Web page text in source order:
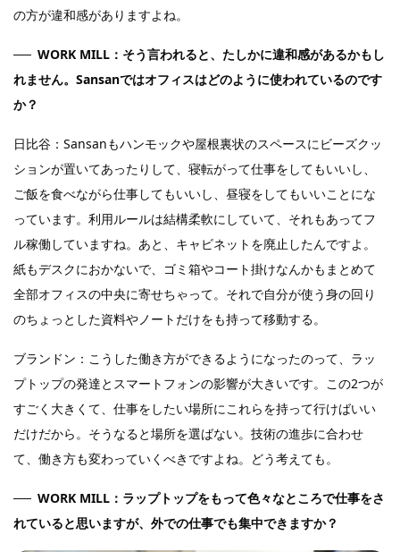
の方が違和感がありますよね。
WORK MILL：そう言われると、たしかに違和感があるかもし
れません。Sansanではオフィスはどのように使われているのです
か？
日比谷：Sansanもハンモックや屋根裏状のスペースにビーズクッ
ションが置いてあったりして、寝転がって仕事をしてもいいし、
ご飯を食べながら仕事してもいいし、昼寝をしてもいいことにな
っています。利用ルールは結構柔軟にしていて、それもあってフ
ル稼働していますね。あと、キャビネットを廃止したんですよ。
紙もデスクにおかないで、ゴミ箱やコート掛けなんかもまとめて
全部オフィスの中央に寄せちゃって。それで自分が使う身の回り
のちょっとした資料やノートだけをも持って移動する。
ブランドン：こうした働き方ができるようになったのって、ラッ
プトップの発達とスマートフォンの影響が大きいです。この2つが
すごく大きくて、仕事をしたい場所にこれらを持って行けばいい
だけだから。そうなると場所を選ばない。技術の進歩に合わせ
て、働き方も変わっていくべきですよね。どう考えても。
WORK MILL：ラップトップをもって色々なところで仕事をさ
れていると思いますが、外での仕事でも集中できますか？